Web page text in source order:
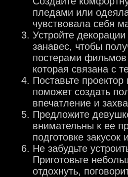
пледами или
чувствовала себя
Устройте
занавес, чтобы
постерами
которая связана с
Поставьте
поможет создать
впечатление и
Предложите
внимательны к ее
подготовке закусок
Не забудьте
Приготовьте
отдохнуть,